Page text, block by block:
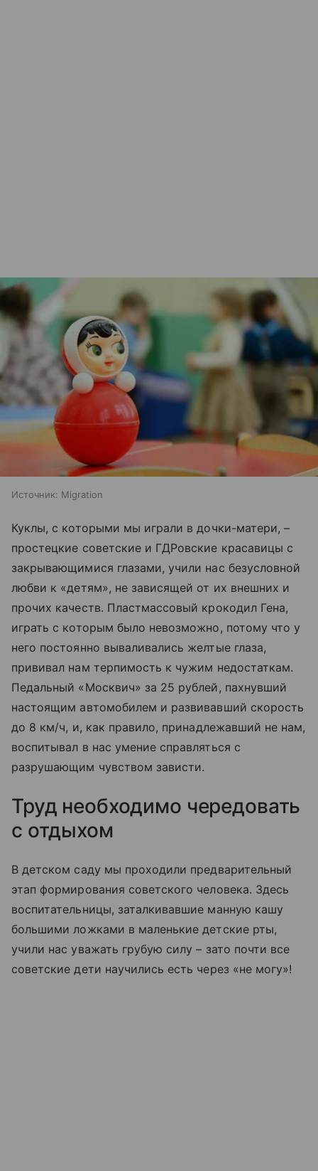
Источник: Migration
Куклы, с которыми мы играли в дочки-матери, –
простецкие советские и ГДРовские красавицы с
закрывающимися глазами, учили нас безусловной
любви к «детям», не зависящей от их внешних и
прочих качеств. Пластмассовый крокодил Гена,
играть с которым было невозможно, потому что у
него постоянно вываливались желтые глаза,
прививал нам терпимость к чужим недостаткам.
Педальный «Москвич» за 25 рублей, пахнувший
настоящим автомобилем и развивавший скорость
до 8 км/ч, и, как правило, принадлежавший не нам,
воспитывал в нас умение справляться с
разрушающим чувством зависти.
Труд необходимо чередовать
с отдыхом
В детском саду мы проходили предварительный
этап формирования советского человека. Здесь
воспитательницы, заталкивавшие манную кашу
большими ложками в маленькие детские рты,
учили нас уважать грубую силу – зато почти все
советские дети научились есть через «не могу»!